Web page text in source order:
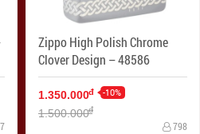
Zippo High Polish Chrome
Clover Design – 48586
1.350.000đ -10%
1.500.000đ
798